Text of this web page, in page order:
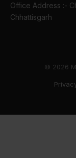
Office Address :-
Chhattisgarh
© 2026